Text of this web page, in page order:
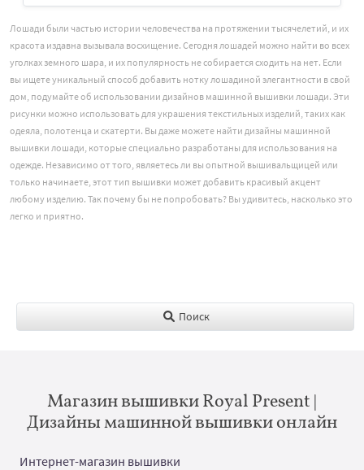
Лошади были частью истории человечества на протяжении тысячелетий, и их
красота издавна вызывала восхищение. Сегодня лошадей можно найти во всех
уголках земного шара, и их популярность не собирается сходить на нет. Если
вы ищете уникальный способ добавить нотку лошадиной элегантности в свой
дом, подумайте об использовании дизайнов машинной вышивки лошади. Эти
рисунки можно использовать для украшения текстильных изделий, таких как
одеяла, полотенца и скатерти. Вы даже можете найти дизайны машинной
вышивки лошади, которые специально разработаны для использования на
одежде. Независимо от того, являетесь ли вы опытной вышивальщицей или
только начинаете, этот тип вышивки может добавить красивый акцент
любому изделию. Так почему бы не попробовать? Вы удивитесь, насколько это
легко и приятно.
Поиск
Магазин вышивки Royal Present |
Дизайны машинной вышивки онлайн
Интернет-магазин вышивки